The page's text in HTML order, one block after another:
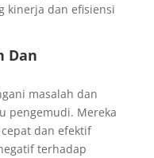
kinerja dan efisiensi
Dan
masalah dan
pengemudi. Mereka
dan efektif
terhadap